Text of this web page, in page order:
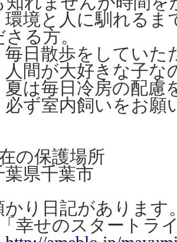
境と人に馴れるま
さる方。
日散歩をしていた
間が大好きな子な
は毎日冷房の配慮
ず室内飼いをお願
の保護場所
県千葉市
り日記があります
幸せのスタートラ